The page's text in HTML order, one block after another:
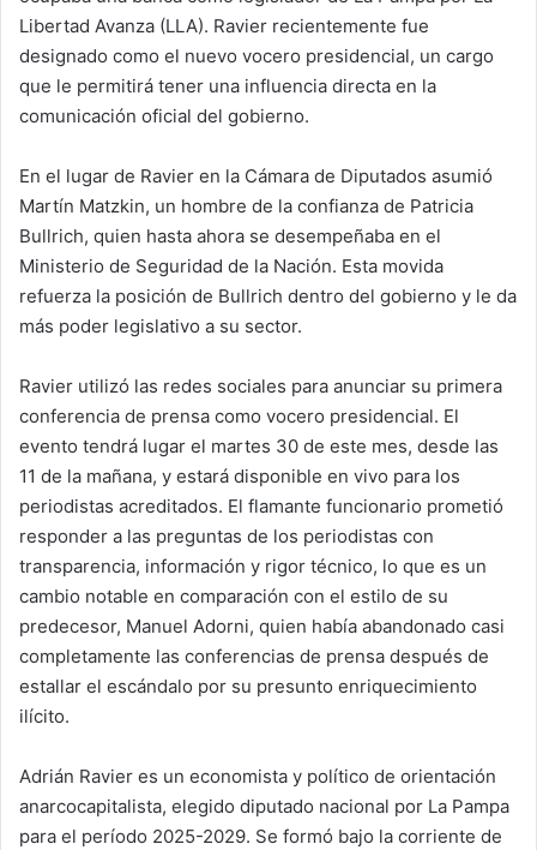
Libertad Avanza (LLA). Ravier recientemente fue
designado como el nuevo vocero presidencial, un cargo
que le permitirá tener una influencia directa en la
comunicación oficial del gobierno.
En el lugar de Ravier en la Cámara de Diputados asumió
Martín Matzkin, un hombre de la confianza de Patricia
Bullrich, quien hasta ahora se desempeñaba en el
Ministerio de Seguridad de la Nación. Esta movida
refuerza la posición de Bullrich dentro del gobierno y le da
más poder legislativo a su sector.
Ravier utilizó las redes sociales para anunciar su primera
conferencia de prensa como vocero presidencial. El
evento tendrá lugar el martes 30 de este mes, desde las
11 de la mañana, y estará disponible en vivo para los
periodistas acreditados. El flamante funcionario prometió
responder a las preguntas de los periodistas con
transparencia, información y rigor técnico, lo que es un
cambio notable en comparación con el estilo de su
predecesor, Manuel Adorni, quien había abandonado casi
completamente las conferencias de prensa después de
estallar el escándalo por su presunto enriquecimiento
ilícito.
Adrián Ravier es un economista y político de orientación
anarcocapitalista, elegido diputado nacional por La Pampa
para el período 2025-2029. Se formó bajo la corriente de